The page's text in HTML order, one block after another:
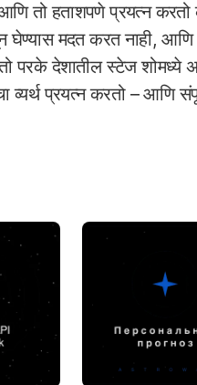
तो हताशपणे प्रयत्न
मदत करत नाही, आणि
तो परके देशातील स्टेज
व्यर्थ प्रयत्न करतो – आणि